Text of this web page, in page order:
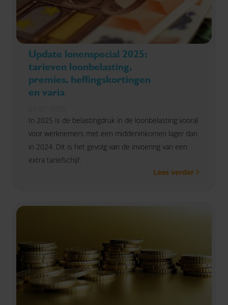
Update lonenspecial 2025:
tarieven loonbelasting,
premies, heffingskortingen
en varia
In 2025 is de belastingdruk in de loonbelasting vooral
voor werknemers met een middeninkomen lager dan
in 2024. Dit is het gevolg van de invoering van een
extra tariefschijf.
Lees verder